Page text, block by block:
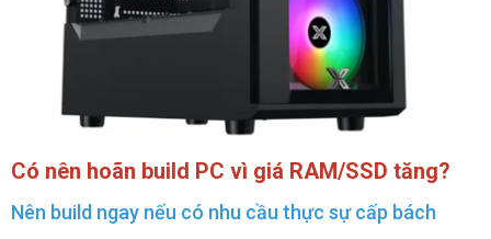
Có nên hoãn build PC vì giá RAM/SSD tăng?
Nên build ngay nếu có nhu cầu thực sự cấp bách